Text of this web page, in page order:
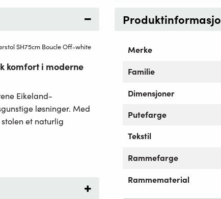
SH75cm Boucle Off-white
komfort i moderne
Eikeland-
løsninger. Med
et naturlig
Merke
Familie
Dimensjoner
Putefarge
Tekstil
Rammefarge
Rammematerial